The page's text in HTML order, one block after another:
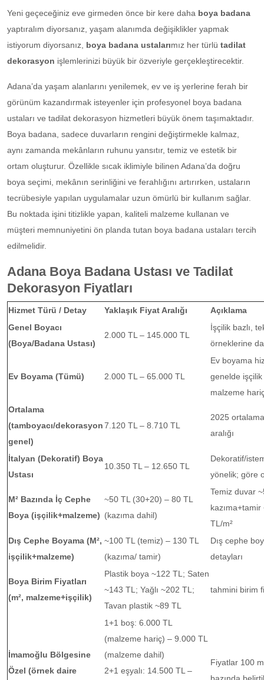
Yeni geçeceğiniz eve girmeden önce bir kere daha boya badana
yaptıralım diyorsanız, yaşam alanımda değişiklikler yapmak
istiyorum diyorsanız, boya badana ustalarımız her türlü tadilat
dekorasyon işlemlerinizi büyük bir özveriyle gerçekleştirecektir.
Adana’da yaşam alanlarını yenilemek, ev ve iş yerlerine ferah bir
görünüm kazandırmak isteyenler için profesyonel boya badana
ustaları ve tadilat dekorasyon hizmetleri büyük önem taşımaktadır.
Boya badana, sadece duvarların rengini değiştirmekle kalmaz,
aynı zamanda mekânların ruhunu yansıtır, temiz ve estetik bir
ortam oluşturur. Özellikle sıcak iklimiyle bilinen Adana’da doğru
boya seçimi, mekânın serinliğini ve ferahlığını artırırken, ustaların
tecrübesiyle yapılan uygulamalar uzun ömürlü bir kullanım sağlar.
Bu noktada işini titizlikle yapan, kaliteli malzeme kullanan ve
müşteri memnuniyetini ön planda tutan boya badana ustaları tercih
edilmelidir.
Adana Boya Badana Ustası ve Tadilat
Dekorasyon Fiyatları
Hizmet Türü / Detay Yaklaşık Fiyat Aralığı
Açıklama
Genel Boyacı
(Boya/Badana Ustası)
2.000 TL – 145.000 TL
İşçilik bazlı,
örneklerine
Ev Boyama (Tümü) 2.000 TL – 65.000 TL
Ev boyama
genelde işçilik
malzeme
Ortalama
(tamboyacı/dekorasyon
genel)
7.120 TL – 8.710 TL
2025
aralığı
İtalyan (Dekoratif) Boya
Ustası
10.350 TL – 12.650 TL
Dekoratif/
yönelik; göre
M² Bazında İç Cephe
Boya (işçilik+malzeme)
~50 TL (30+20) – 80 TL
(kazıma dahil)
Temiz duvar
kazıma+tamir
TL/m²
Dış Cephe Boyama (M²,
işçilik+malzeme)
~100 TL (temiz) – 130 TL
(kazıma/ tamir)
Dış cephe
detayları
Boya Birim Fiyatları
(m², malzeme+işçilik)
Plastik boya ~122 TL; Saten
~143 TL; Yağlı ~202 TL;
Tavan plastik ~89 TL
tahmini birim
İmamoğlu Bölgesine
Özel (örnek daire
1+1 boş: 6.000 TL
(malzeme hariç) – 9.000 TL
(malzeme dahil)
2+1 eşyalı: 14.500 TL –
Fiyatlar 100